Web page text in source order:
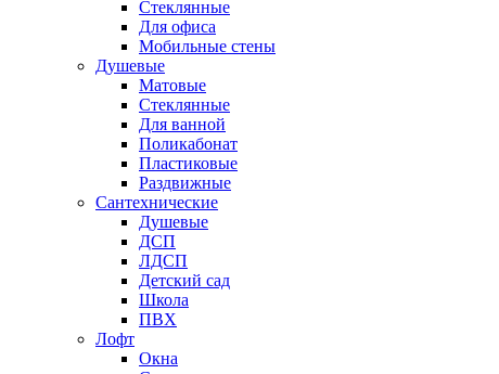
Стеклянные
Для офиса
Мобильные стены
Душевые
Матовые
Стеклянные
Для ванной
Поликабонат
Пластиковые
Раздвижные
Сантехнические
Душевые
ДСП
ЛДСП
Детский сад
Школа
ПВХ
Лофт
Окна